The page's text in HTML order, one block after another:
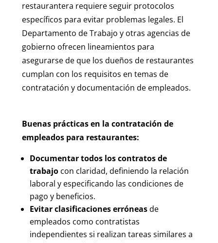
restaurantera requiere seguir protocolos
específicos para evitar problemas legales. El
Departamento de Trabajo y otras agencias de
gobierno ofrecen lineamientos para
asegurarse de que los dueños de restaurantes
cumplan con los requisitos en temas de
contratación y documentación de empleados.
Buenas prácticas en la contratación de
empleados para restaurantes:
Documentar todos los contratos de
trabajocon claridad, definiendo la relación
laboral y especificando las condiciones de
pago y beneficios.
Evitar clasificaciones erróneasde
empleados como contratistas
independientes si realizan tareas similares a